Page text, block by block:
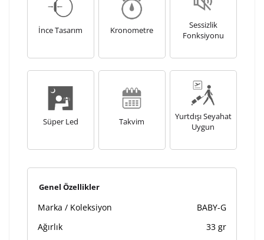
İnce Tasarım Kronometre
Sessizlik
Fonksiyonu
Süper Led Takvim
Yurtdışı Seyahat
Uygun
Genel Özellikler
Marka / Koleksiyon
BABY-G
Ağırlık
33 gr